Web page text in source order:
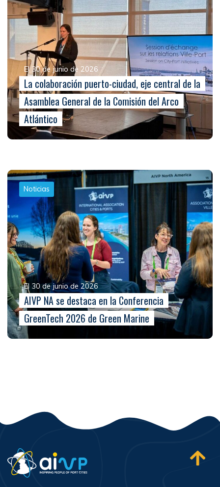
El 30 de junio de 2026
La colaboración puerto-ciudad, eje central de la
Asamblea General de la Comisión del Arco
Atlántico
Noticias
El 30 de junio de 2026
AIVP NA se destaca en la Conferencia
GreenTech 2026 de Green Marine